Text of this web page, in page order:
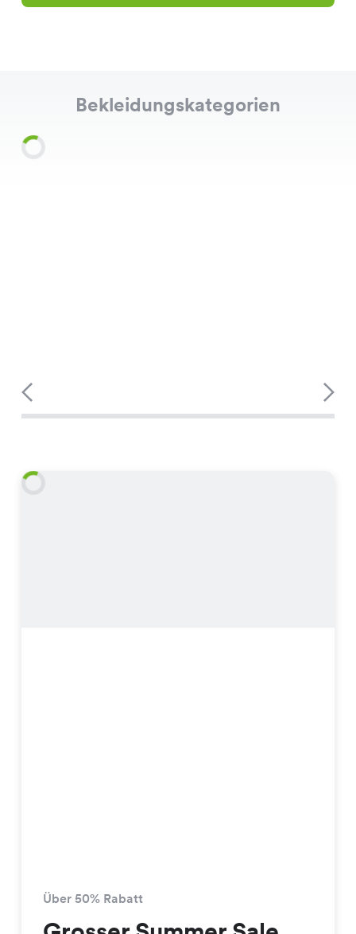
Bekleidungskategorien
Über 50% Rabatt